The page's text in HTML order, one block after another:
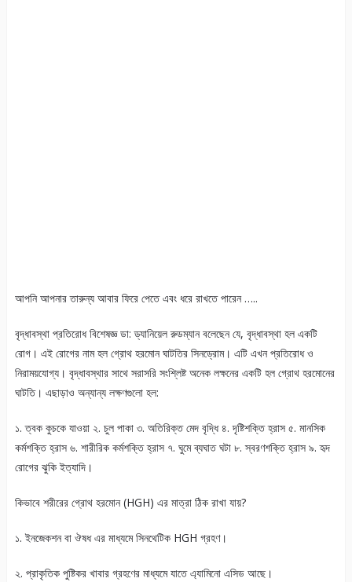
আপনি আপনার তারুন্য আবার ফিরে পেতে এবং ধরে রাখতে পারেন …..
বৃদ্ধাবস্থা প্রতিরোধ বিশেষজ্ঞ ডা: ড্যানিয়েল রুডম্যান বলেছেন যে, বৃদ্ধাবস্থা হল একটি
রোগ। এই রোগের নাম হল গ্রোথ হরমোন ঘাটতির সিনড্রোম। এটি এখন প্রতিরোধ ও
নিরাময়যোগ্য। বৃদ্ধাবস্থার সাথে সরাসরি সংশ্লিষ্ট অনেক লক্ষনের একটি হল গ্রোথ হরমোনের
ঘাটতি। এছাড়াও অন্যান্য লক্ষণগুলো হল:
১. ত্বক কুচকে যাওয়া ২. চুল পাকা ৩. অতিরিক্ত মেদ বৃদ্ধি ৪. দৃষ্টিশক্তি হ্রাস ৫. মানসিক
কর্মশক্তি হ্রাস ৬. শারীরিক কর্মশক্তি হ্রাস ৭. ঘুমে ব্যঘাত ঘটা ৮. স্বরণশক্তি হ্রাস ৯. হৃদ
রোগের ঝুকি ইত্যাদি।
কিভাবে শরীরের গ্রোথ হরমোন (HGH) এর মাত্রা ঠিক রাখা যায়?
১. ইনজেকশন বা ঔষধ এর মাধ্যমে সিনথেটিক HGH গ্রহণ।
২. প্রাকৃতিক পুষ্টিকর খাবার গ্রহণের মাধ্যমে যাতে এ্যামিনো এসিড আছে।